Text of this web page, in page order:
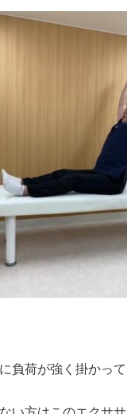
負荷が強く掛かっ